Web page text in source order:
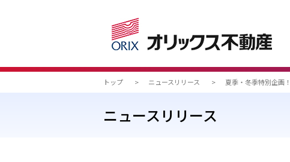
トップ > ニュースリリース > 夏季・冬季特別企画
ニュースリリース